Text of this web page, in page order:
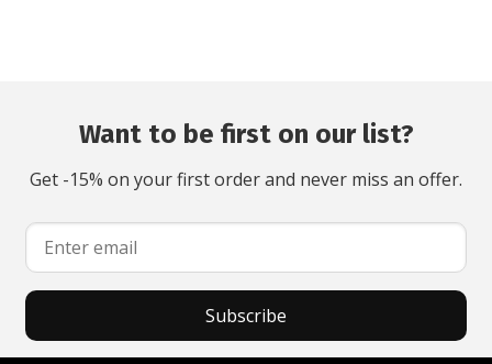
Want to be first on our list?
Get -15% on your first order and never miss an offer.
Subscribe